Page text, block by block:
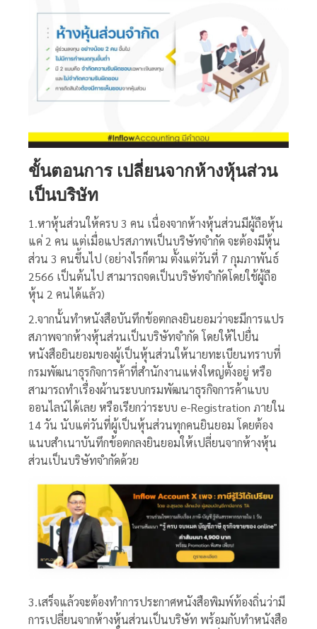
ขั้นตอนการ เปลี่ยนจากห้างหุ้นส่วน
เป็นบริษัท
1.หาหุ้นส่วนให้ครบ 3 คน เนื่องจากห้างหุ้นส่วนมีผู้ถือหุ้น
แค่ 2 คน แต่เมื่อแปรสภาพเป็นบริษัทจำกัด จะต้องมีหุ้น
ส่วน 3 คนขึ้นไป (อย่างไรก็ตาม ตั้งแต่วันที่ 7 กุมภาพันธ์
2566 เป็นต้นไป สามารถจดเป็นบริษัทจำกัดโดยใช้ผู้ถือ
หุ้น 2 คนได้แล้ว)
2.จากนั้นทำหนังสือบันทึกข้อตกลงยินยอมว่าจะมีการแปร
สภาพจากห้างหุ้นส่วนเป็นบริษัทจำกัด โดยให้ไปยื่น
หนังสือยินยอมของผู้เป็นหุ้นส่วนให้นายทะเบียนทราบที่
กรมพัฒนาธุรกิจการค้าที่สำนักงานแห่งใหญ่ตั้งอยู่ หรือ
สามารถทำเรื่องผ้านระบบกรมพัฒนาธุรกิจการค้าแบบ
ออนไลน์ได้เลย หรือเรียกว่าระบบ e-Registration ภายใน
14 วัน นับแต่วันที่ผู้เป็นหุ้นส่วนทุกคนยินยอม โดยต้อง
แนบสำเนาบันทึกข้อตกลงยินยอมให้เปลี่ยนจากห้างหุ้น
ส่วนเป็นบริษัทจำกัดด้วย
3.เสร็จแล้วจะต้องทำการประกาศหนังสือพิมพ์ท้องถิ่นว่ามี
การเปลี่ยนจากห้างหุ้นส่วนเป็นบริษัท พร้อมกับทำหนังสือ